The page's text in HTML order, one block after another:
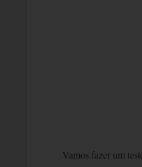
Vamos fazer um